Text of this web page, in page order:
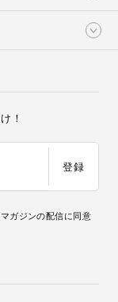
！
登録
ガジンの配信に同意